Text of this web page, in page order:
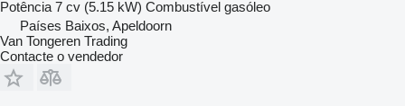
Potência 7 cv (5.15 kW) Combustível gasóleo
Países Baixos, Apeldoorn
Van Tongeren Trading
Contacte o vendedor